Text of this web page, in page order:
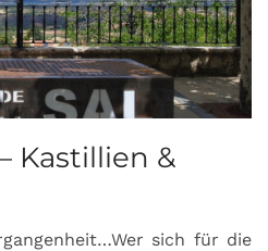
Kastillien &
sich für die